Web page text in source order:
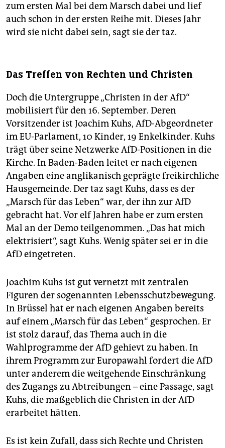
zum ersten Mal bei dem Marsch dabei und lief
auch schon in der ersten Reihe mit. Dieses Jahr
wird sie nicht dabei sein, sagt sie der taz.
Das Treffen von Rechten und Christen
Doch die Untergruppe „Christen in der AfD“
mobilisiert für den 16. September. Deren
Vorsitzender ist Joachim Kuhs, AfD-Abgeordneter
im EU-Parlament, 10 Kinder, 19 Enkelkinder. Kuhs
trägt über seine Netzwerke AfD-Positionen in die
Kirche. In Baden-Baden leitet er nach eigenen
Angaben eine anglikanisch geprägte freikirchliche
Hausgemeinde. Der taz sagt Kuhs, dass es der
„Marsch für das Leben“ war, der ihn zur AfD
gebracht hat. Vor elf Jahren habe er zum ersten
Mal an der Demo teilgenommen. „Das hat mich
elektrisiert“, sagt Kuhs. Wenig später sei er in die
AfD eingetreten.
Joachim Kuhs ist gut vernetzt mit zentralen
Figuren der sogenannten Lebensschutzbewegung.
In Brüssel hat er nach eigenen Angaben bereits
auf einem „Marsch für das Leben“ gesprochen. Er
ist stolz darauf, das Thema auch in die
Wahlprogramme der AfD gehievt zu haben. In
ihrem Programm zur Europawahl fordert die AfD
unter anderem die weitgehende Einschränkung
des Zugangs zu Abtreibungen – eine Passage, sagt
Kuhs, die maßgeblich die Christen in der AfD
erarbeitet hätten.
Es ist kein Zufall, dass sich Rechte und Christen